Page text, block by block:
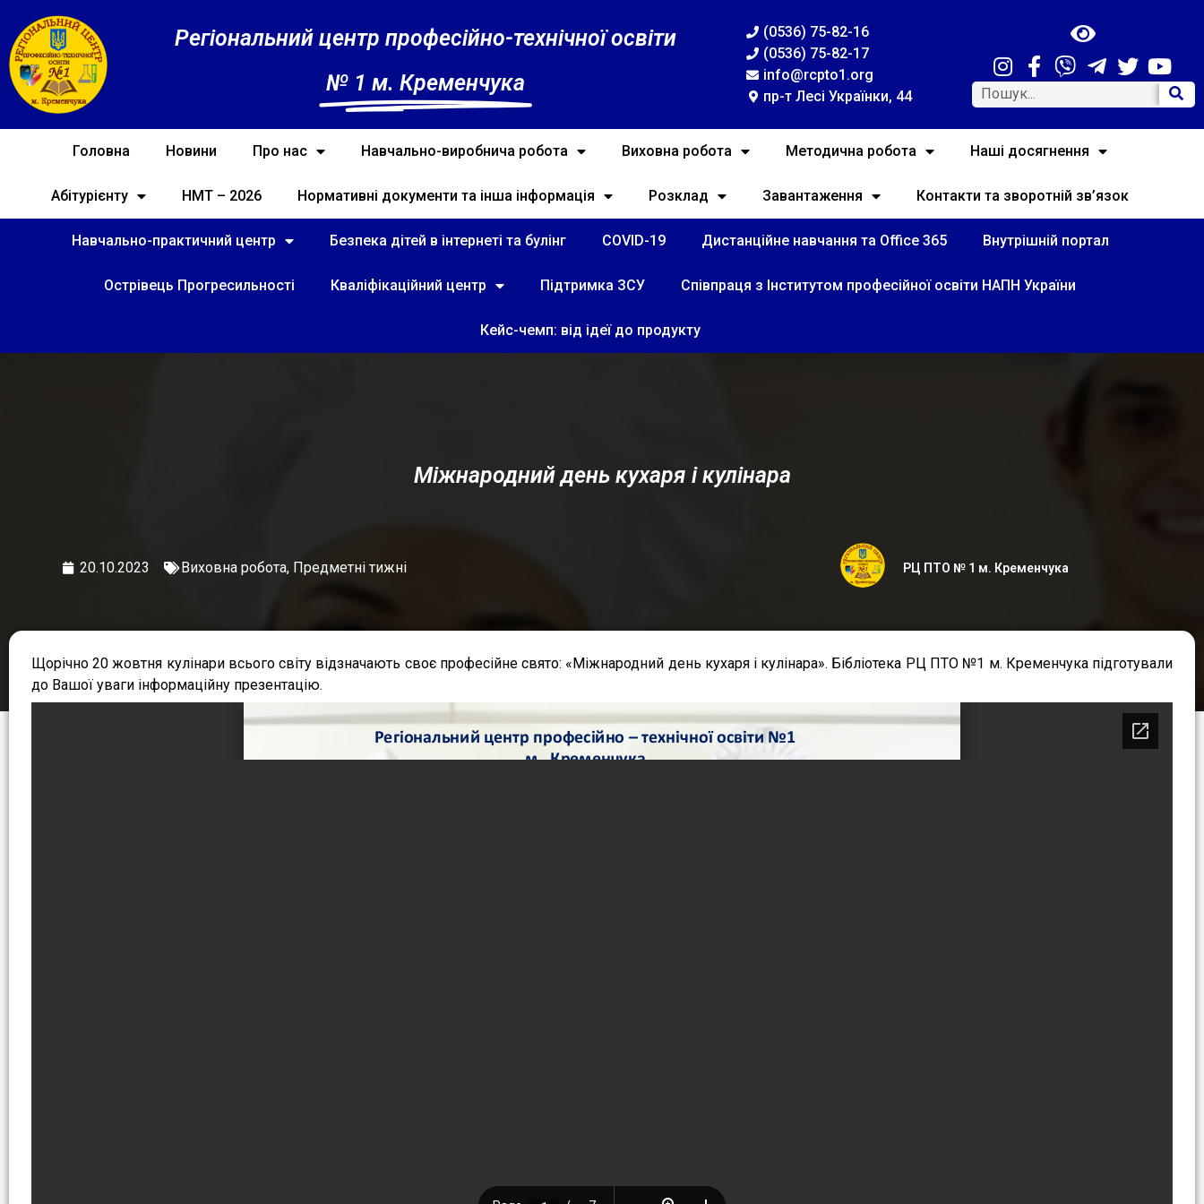
Регіональний центр професійно-технічної освіти
№ 1 м. Кременчука
(0536) 75-82-16
(0536) 75-82-17
info@rcpto1.org
пр-т Лесі Українки, 44
Головна Новини Про нас Навчально-виробнича робота Виховна робота Методична робота Наші досягнення
Абітурієнту НМТ – 2026 Нормативні документи та інша інформація Розклад Завантаження Контакти та зворотній зв’язок
Навчально-практичний центр Безпека дітей в інтернеті та булінг COVID-19 Дистанційне навчання та Office 365 Внутрішній портал
Острівець Прогресильності Кваліфікаційний центр Підтримка ЗСУ Співпраця з Інститутом професійної освіти НАПН України
Кейс-чемп: від ідеї до продукту
Міжнародний день кухаря і кулінара
20.10.2023 Виховна робота, Предметні тижні РЦ ПТО № 1 м. Кременчука
Щорічно 20 жовтня кулінари всього світу відзначають своє професійне свято: «Міжнародний день кухаря і кулінара». Бібліотека РЦ ПТО №1 м. Кременчука підготували
до Вашої уваги інформаційну презентацію.